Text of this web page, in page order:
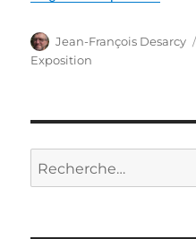
Auteur
Jean-François Desarcy
Exposition
Recherche
pour